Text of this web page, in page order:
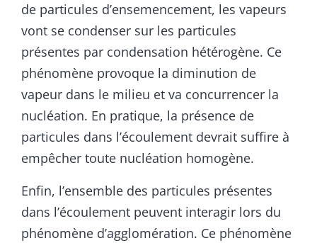
de particules d’ensemencement, les vapeurs
vont se condenser sur les particules
présentes par condensation hétérogène. Ce
phénomène provoque la diminution de
vapeur dans le milieu et va concurrencer la
nucléation. En pratique, la présence de
particules dans l’écoulement devrait suffire à
empêcher toute nucléation homogène.
Enfin, l’ensemble des particules présentes
dans l’écoulement peuvent interagir lors du
phénomène d’agglomération. Ce phénomène